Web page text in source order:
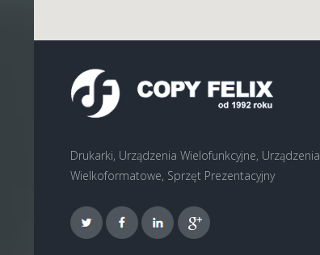
Drukarki, Urządzenia Wielofunkcyjne, Urządzenia
Wielkoformatowe, Sprzęt Prezentacyjny